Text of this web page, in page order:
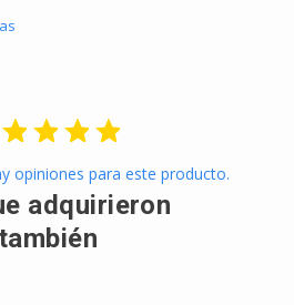
opiniones para este producto.
adquirieron